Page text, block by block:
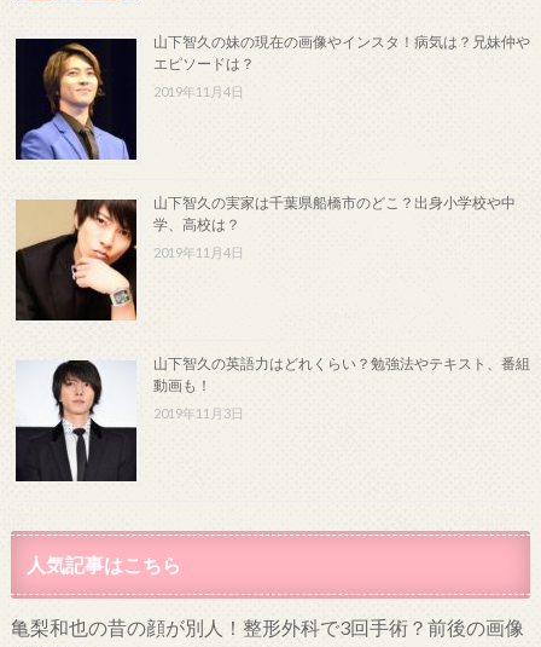
山下智久の妹の現在の画像やインスタ！病気は？兄妹仲や
エピソードは？
2019年11月4日
山下智久の実家は千葉県船橋市のどこ？出身小学校や中
学、高校は？
2019年11月4日
山下智久の英語力はどれくらい？勉強法やテキスト、番組
動画も！
2019年11月3日
人気記事はこちら
亀梨和也の昔の顔が別人！整形外科で3回手術？前後の画像